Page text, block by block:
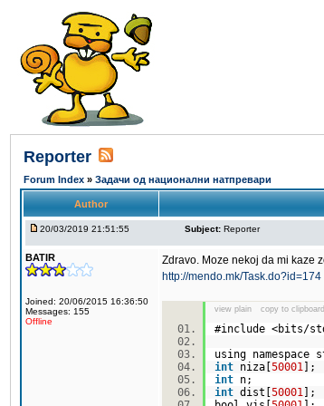
Reporter
Forum Index » Задачи од национални натпревари
Author
20/03/2019 21:51:55 Subject: Reporter
BATIR
Joined: 20/06/2015 16:36:50
Messages: 155
Offline
Zdravo. Moze nekoj da mi kaze
http://mendo.mk/Task.do?id=174
view plain copy to clipboard
#include <bits/
using
int niza[ 50001 ];
int n;
int dist[ 50001 ];